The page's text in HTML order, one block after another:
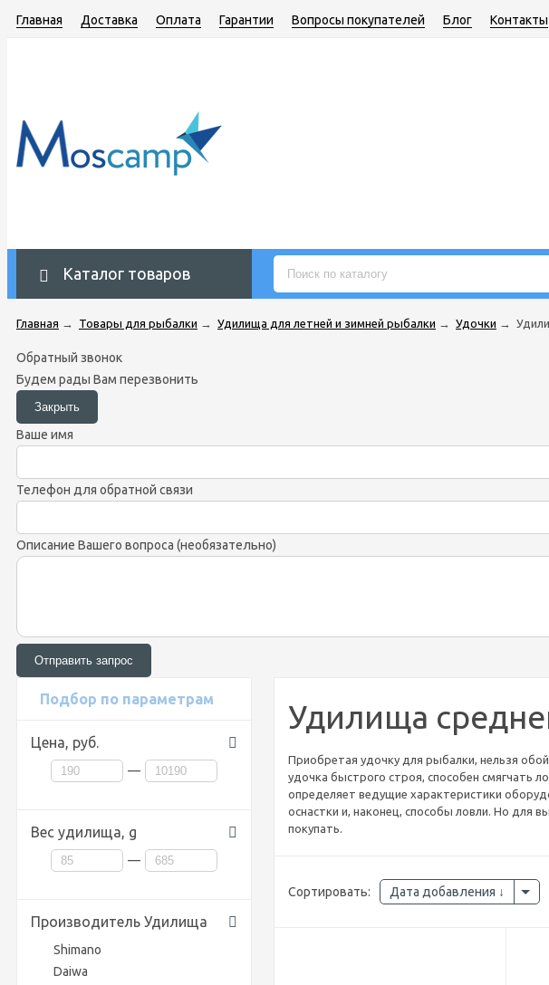
Главная Доставка Оплата Гарантии Вопросы покупателей Блог Контакты
Каталог товаров
Главная → Товары для рыбалки → Удилища для летней и зимней рыбалки → Удочки →
Обратный звонок
Будем рады Вам перезвонить
Ваше имя
Телефон для обратной связи
Описание Вашего вопроса (необязательно)
Подбор по параметрам
Цена, руб.
—
Вес удилища, g
—
Производитель Удилища
Shimano
Daiwa
Удилища
Приобретая удочку для рыбалки, нельзя
удочка быстрого строя, способен смягчать
определяет ведущие характеристики
оснастки и, наконец, способы ловли. Но для
покупать.
Сортировать: Дата добавления